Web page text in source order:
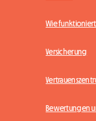
Wie
Versicherung
Bewertungen